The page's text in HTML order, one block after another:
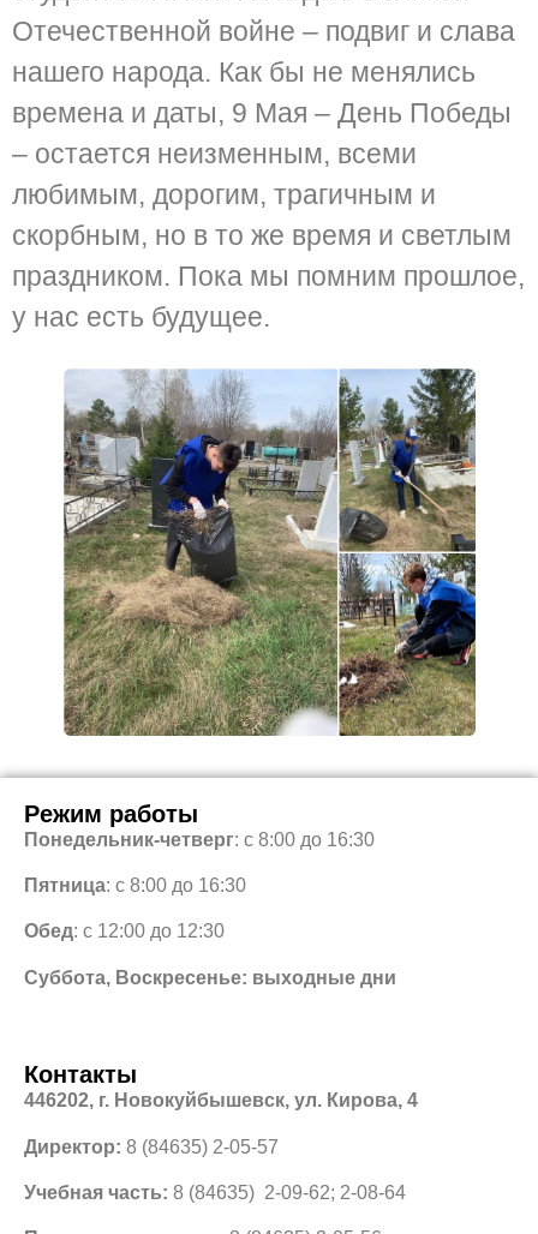
Отечественной войне – подвиг и слава
нашего народа. Как бы не менялись
времена и даты, 9 Мая – День Победы
– остается неизменным, всеми
любимым, дорогим, трагичным и
скорбным, но в то же время и светлым
праздником. Пока мы помним прошлое,
у нас есть будущее.
Режим работы
Понедельник-четверг: с 8:00 до 16:30
Пятница: с 8:00 до 16:30
Обед: с 12:00 до 12:30
Суббота, Воскресенье: выходные дни
Контакты
446202, г. Новокуйбышевск, ул. Кирова, 4
Директор: 8 (84635) 2-05-57
Учебная часть: 8 (84635) 2-09-62; 2-08-64